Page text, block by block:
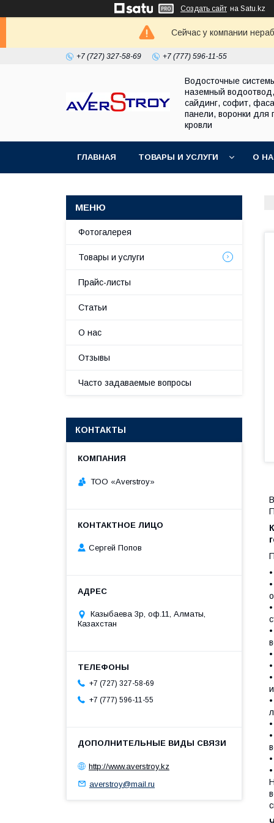
Создать сайт на Satu.kz
Сейчас у компании
+7 (727) 327-58-69 +7 (777) 596-11-55
Водосточные
наземный водоотвод,
сайдинг, софит,
панели, воронки для
кровли
ГЛАВНАЯ ТОВАРЫ И УСЛУГИ О
Фотогалерея
Товары и услуги
Прайс-листы
Статьи
О нас
Отзывы
Часто задаваемые вопросы
КОНТАКТЫ
ТОО «Averstroy»
Сергей Попов
Казыбаева 3р, оф.11, Алматы,
Казахстан
+7 (727) 327-58-69
+7 (777) 596-11-55
http://www.averstroy.kz
averstroy@mail.ru